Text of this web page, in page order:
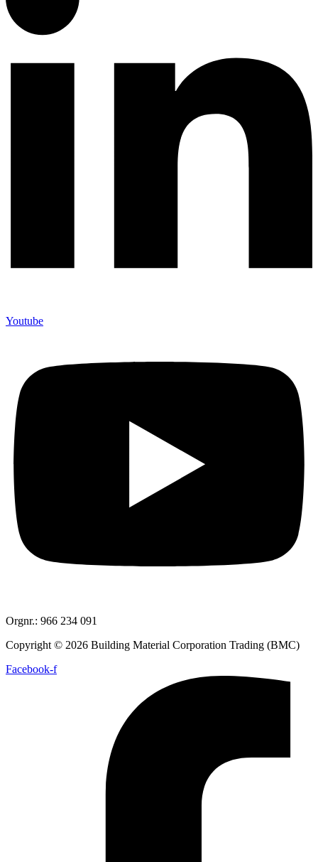
Youtube
Orgnr.: 966 234 091
Copyright © 2026 Building Material Corporation Trading (BMC)
Facebook-f